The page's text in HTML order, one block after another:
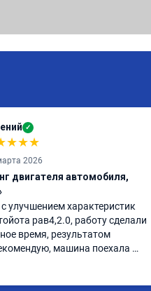
✓
★★★
2026
двигателя автомобиля,
улучшением характеристик
рав4,2.0, работу сделали
время, результатом
машина поехала